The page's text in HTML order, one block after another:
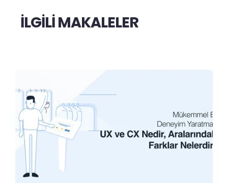
İLGİLİ MAKALELER